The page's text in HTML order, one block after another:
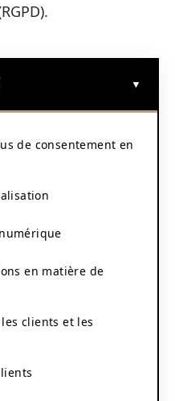
de consentement en
en matière de
clients et les